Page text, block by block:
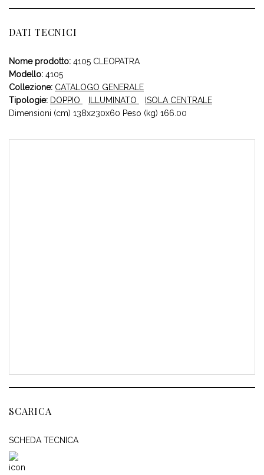
DATI TECNICI
Nome prodotto: 4105 CLEOPATRA
Modello: 4105
Collezione: CATALOGO GENERALE
Tipologie: DOPPIO ILLUMINATO
ISOLA CENTRALE
Dimensioni (cm) 138x230x60 Peso (kg) 166.00
SCARICA
SCHEDA TECNICA